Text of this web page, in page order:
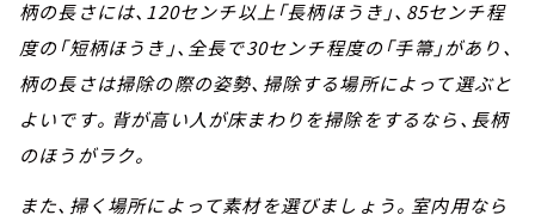
柄の長さには、120センチ以上「長柄ほうき」、85センチ程
度の「短柄ほうき」、全長で30センチ程度の「手箒」があり、
柄の長さは掃除の際の姿勢、掃除する場所によって選ぶと
よいです。背が高い人が床まわりを掃除をするなら、長柄
のほうがラク。
また、掃く場所によって素材を選びましょう。室内用なら